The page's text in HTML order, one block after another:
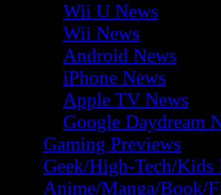
Wii U News
Wii News
Android News
iPhone News
Apple TV News
Google Daydream
Gaming Previews
Geek/High-Tech/Kids
Anime/Manga/Book/